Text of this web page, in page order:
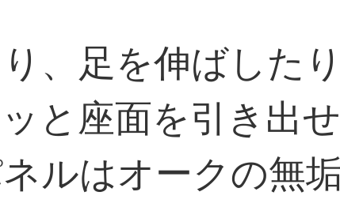
、足を伸ばした
と座面を引き出
ルはオークの無